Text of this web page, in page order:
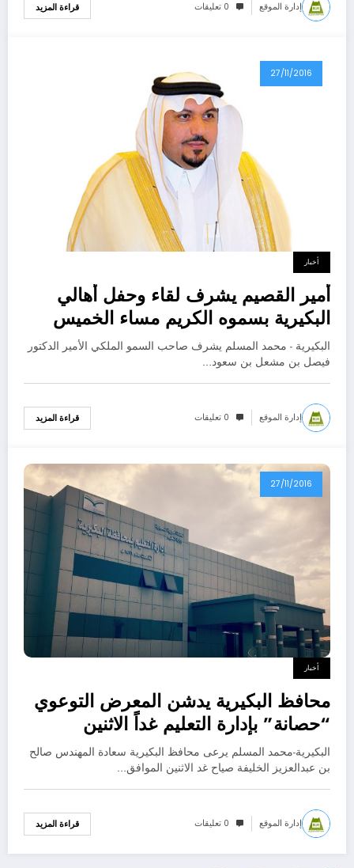
إدارة الموقع 0 تعليقات قراءة المزيد
27/11/2016
أخبار
أمير القصيم يشرف لقاء وحفل أهالي
البكيرية بسموه الكريم مساء الخميس
المقبل
البكيرية - محمد المسلم يشرف صاحب السمو الملكي الأمير الدكتور
فيصل بن مشعل بن سعود…
إدارة الموقع 0 تعليقات قراءة المزيد
27/11/2016
أخبار
محافظ البكيرية يدشن المعرض التوعوي
“حصانة” بإدارة التعليم غداً الاثنين
البكيرية-محمد المسلم يرعى محافظ البكيرية سعادة المهندس صالح
بن عبدالعزيز الخليفة صياح غد الاثنين الموافق…
إدارة الموقع 0 تعليقات قراءة المزيد